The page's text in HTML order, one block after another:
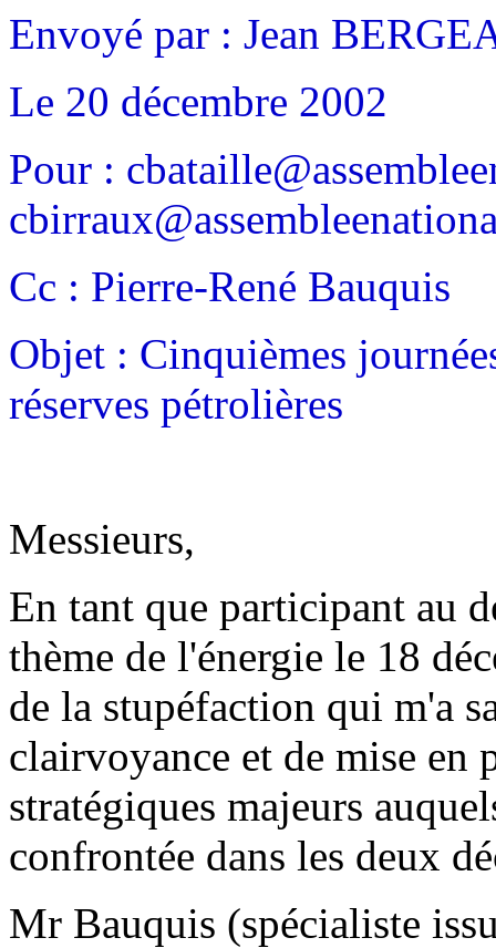
Envoyé par : Jean
Le 20 décembre 2002
Pour :
Cc : Pierre-René Bauquis
Objet : Cinquièmes
réserves pétrolières
Messieurs,
En tant que participant au
thème de l'énergie le 18
de la stupéfaction qui m'a
clairvoyance et de mise en
stratégiques majeurs
confrontée dans les deux
Mr Bauquis (spécialiste